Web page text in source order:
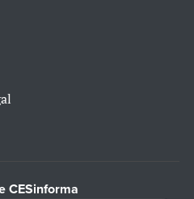
CESinforma